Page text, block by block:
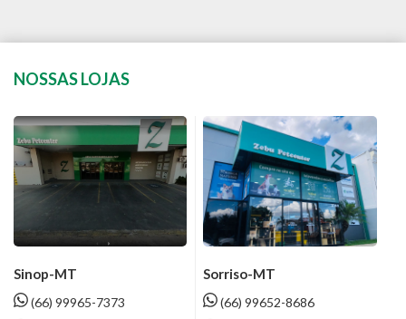
NOSSAS LOJAS
Sinop-MT
(66) 99965-7373
Sorriso-MT
(66) 99652-8686